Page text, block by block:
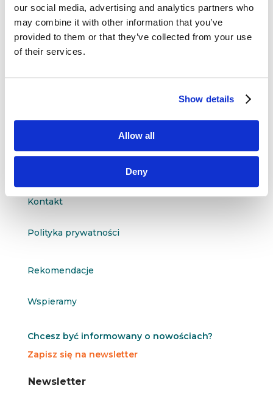
our social media, advertising and analytics partners who
may combine it with other information that you’ve
provided to them or that they’ve collected from your use
of their services.
Show details
Allow all
Deny
Dane kontaktowe
questus
Kontakt
Polityka prywatności
Rekomendacje
Wspieramy
Chcesz być informowany o nowościach?
Zapisz się na newsletter
N
N
Newsletter